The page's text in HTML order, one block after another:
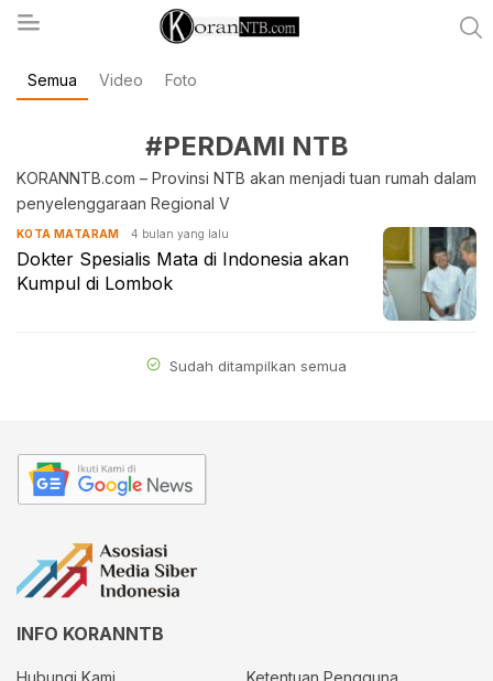
koranntb.com
Semua Video Foto
#PERDAMI NTB
KORANNTB.com – Provinsi NTB akan menjadi tuan rumah dalam
penyelenggaraan Regional V
KOTA MATARAM 4 bulan yang lalu
Dokter Spesialis Mata di Indonesia akan
Kumpul di Lombok
Sudah ditampilkan semua
INFO KORANNTB